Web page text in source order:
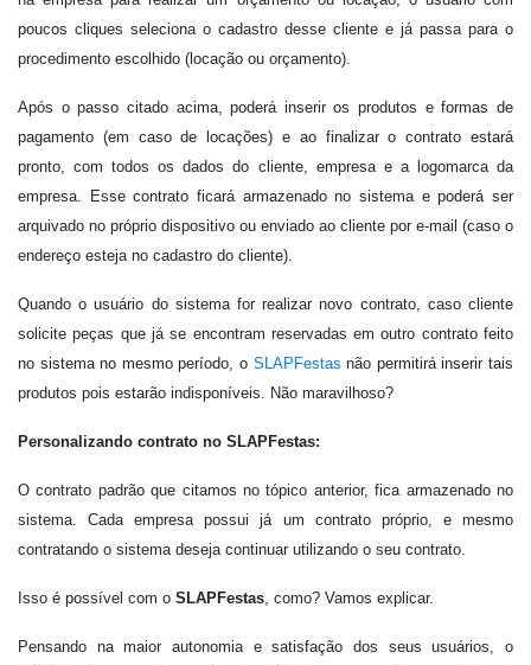
poucos cliques seleciona o cadastro desse cliente e já passa para o
procedimento escolhido (locação ou orçamento).
Após o passo citado acima, poderá inserir os produtos e formas de
pagamento (em caso de locações) e ao finalizar o contrato estará
pronto, com todos os dados do cliente, empresa e a logomarca da
empresa. Esse contrato ficará armazenado no sistema e poderá ser
arquivado no próprio dispositivo ou enviado ao cliente por e-mail (caso o
endereço esteja no cadastro do cliente).
Quando o usuário do sistema for realizar novo contrato, caso cliente
solicite peças que já se encontram reservadas em outro contrato feito
no sistema no mesmo período, o SLAPFestas não permitirá inserir tais
produtos pois estarão indisponíveis. Não maravilhoso?
Personalizando contrato no SLAPFestas:
O contrato padrão que citamos no tópico anterior, fica armazenado no
sistema. Cada empresa possui já um contrato próprio, e mesmo
contratando o sistema deseja continuar utilizando o seu contrato.
Isso é possível com o SLAPFestas, como? Vamos explicar.
Pensando na maior autonomia e satisfação dos seus usuários, o